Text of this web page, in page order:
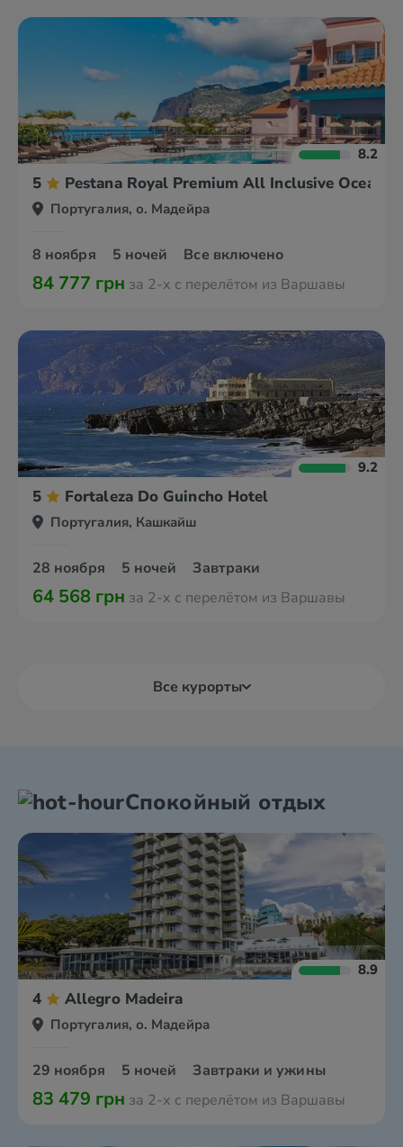
8.2
5 Pestana Royal Premium All Inclusive Ocean
Португалия, о. Мадейра
8 ноября 5 ночей Все включено
84 777 грн за 2-х с перелётом из Варшавы
9.2
5 Fortaleza Do Guincho Hotel
Португалия, Кашкайш
28 ноября 5 ночей Завтраки
64 568 грн за 2-х с перелётом из Варшавы
Все курорты
Спокойный отдых
8.9
4 Allegro Madeira
Португалия, о. Мадейра
29 ноября 5 ночей Завтраки и ужины
83 479 грн за 2-х с перелётом из Варшавы